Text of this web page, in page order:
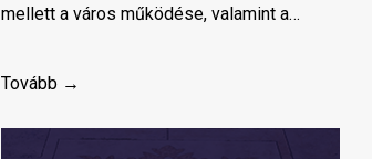
mellett a város működése, valamint a…
Tovább →